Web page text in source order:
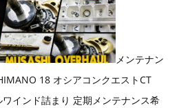
メンテナン
18 オシアコンクエストCT
インド詰まり 定期メンテナンス希